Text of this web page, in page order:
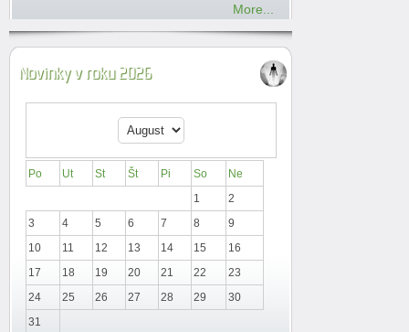
More...
Novinky v roku 2026
Po Ut St Št Pi So
Ne
1
2
3
4 5 6 7 8
9
10
11 12 13 14 15
16
17
18 19 20 21 22
23
24
25 26 27 28 29
30
31